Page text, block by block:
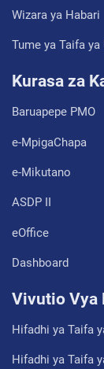
Wizara ya Habari
Tume ya Taifa ya
Kurasa za
Baruapepe PMO
e-MpigaChapa
e-Mikutano
ASDP II
eOffice
Dashboard
Vivutio Vya
Hifadhi ya Taifa
Hifadhi ya Taifa